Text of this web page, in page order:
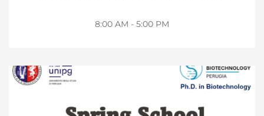
8:00 AM - 5:00 PM